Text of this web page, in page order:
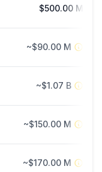
$500.00 M
~$90.00 M
~$1.07 B
~$150.00 M
~$170.00 M